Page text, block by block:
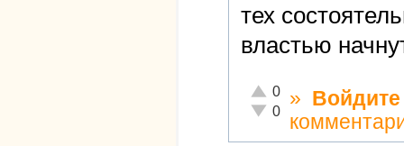
тех
властью
Отлично!
0
Неадекватно!
0
» Войдите